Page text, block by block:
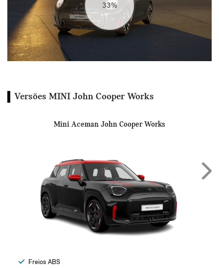
36%
Versões MINI John Cooper Works
Mini Aceman John Cooper Works
Freios ABS
Next